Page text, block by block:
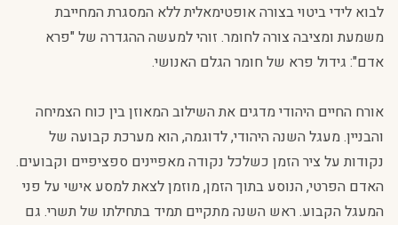
לבוא לידי ביטוי בצורה אופטימאלית ללא המסגרת המחייבת
משמעת ומציבה צורה לחומר. זוהי למעשה ההגדרה של "פרא
אדם": גידול פרא של חומר הגלם האנושי.
אורח החיים היהודי מדגים את השילוב המאוזן בין כוח הצמיחה
והבניין. מעגל השנה היהודי, לדוגמה, הוא מערכת קבועה של
נקודות על ציר הזמן כשלכל נקודה מאפיינים ספציפיים וקבועים.
האדם הפרטי, הנוסע בתוך הזמן, מוזמן לצאת למסע אישי על פני
המעגל הקבוע. ראש השנה מתקיים תמיד בתחילתו של תשרי. גם